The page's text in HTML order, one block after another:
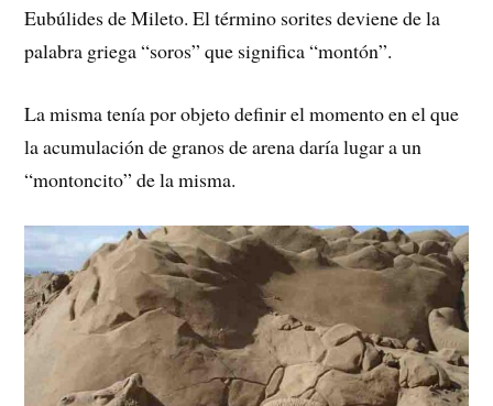
Eubúlides de Mileto. El término sorites deviene de la
palabra griega “soros” que significa “montón”.
La misma tenía por objeto definir el momento en el que
la acumulación de granos de arena daría lugar a un
“montoncito” de la misma.